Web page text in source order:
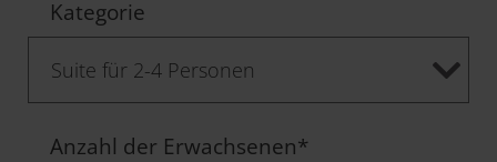
Kategorie
Anzahl der Erwachsenen*